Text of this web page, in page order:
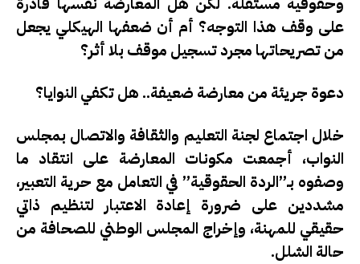
على وقف هذا التوجه؟ أم أن ضعفها الهيكلي يجعل
من تصريحاتها مجرد تسجيل موقف بلا أثر؟
دعوة جريئة من معارضة ضعيفة.. هل تكفي النوايا؟
خلال اجتماع لجنة التعليم والثقافة والاتصال بمجلس
النواب، أجمعت مكونات المعارضة على انتقاد ما
وصفوه بـ”الردة الحقوقية” في التعامل مع حرية التعبير،
مشددين على ضرورة إعادة الاعتبار لتنظيم ذاتي
حقيقي للمهنة، وإخراج المجلس الوطني للصحافة من
حالة الشلل.